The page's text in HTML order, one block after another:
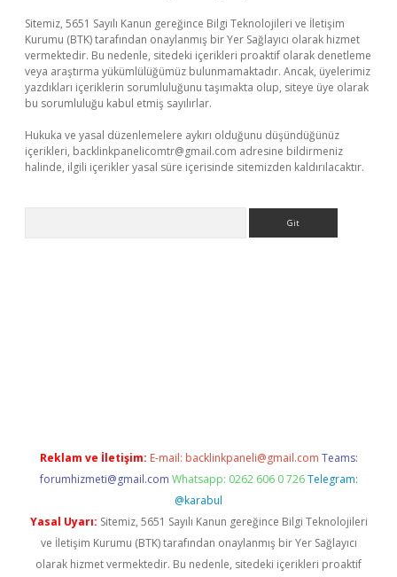
Sitemiz, 5651 Sayılı Kanun gereğince Bilgi Teknolojileri ve İletişim
Kurumu (BTK) tarafından onaylanmış bir Yer Sağlayıcı olarak hizmet
vermektedir. Bu nedenle, sitedeki içerikleri proaktif olarak denetleme
veya araştırma yükümlülüğümüz bulunmamaktadır. Ancak, üyelerimiz
yazdıkları içeriklerin sorumluluğunu taşımakta olup, siteye üye olarak
bu sorumluluğu kabul etmiş sayılırlar.
Hukuka ve yasal düzenlemelere aykırı olduğunu düşündüğünüz
içerikleri, backlinkpanelicomtr@gmail.com adresine bildirmeniz
halinde, ilgili içerikler yasal süre içerisinde sitemizden kaldırılacaktır.
Reklam ve İletişim: E-mail: backlinkpaneli@gmail.com Teams:
forumhizmeti@gmail.com Whatsapp: 0262 606 0 726 Telegram:
@karabul
Yasal Uyarı: Sitemiz, 5651 Sayılı Kanun gereğince Bilgi Teknolojileri
ve İletişim Kurumu (BTK) tarafından onaylanmış bir Yer Sağlayıcı
olarak hizmet vermektedir. Bu nedenle, sitedeki içerikleri proaktif